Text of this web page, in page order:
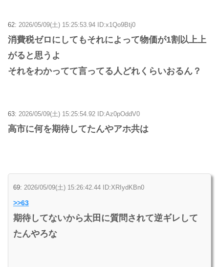
62: 2026/05/09(土) 15:25:53.94 ID:x1Qo9Btj0
消費税ゼロにしてもそれによって物価が1割以上上
がると思うよ
それをわかってて言ってる人どれくらいおるん？
63: 2026/05/09(土) 15:25:54.92 ID:Az0pOddV0
高市に何を期待してたんやアホ共は
69: 2026/05/09(土) 15:26:42.44 ID:XRIydKBn0
>>63
期待してないから太田に質問されて逆ギレして
たんやろな